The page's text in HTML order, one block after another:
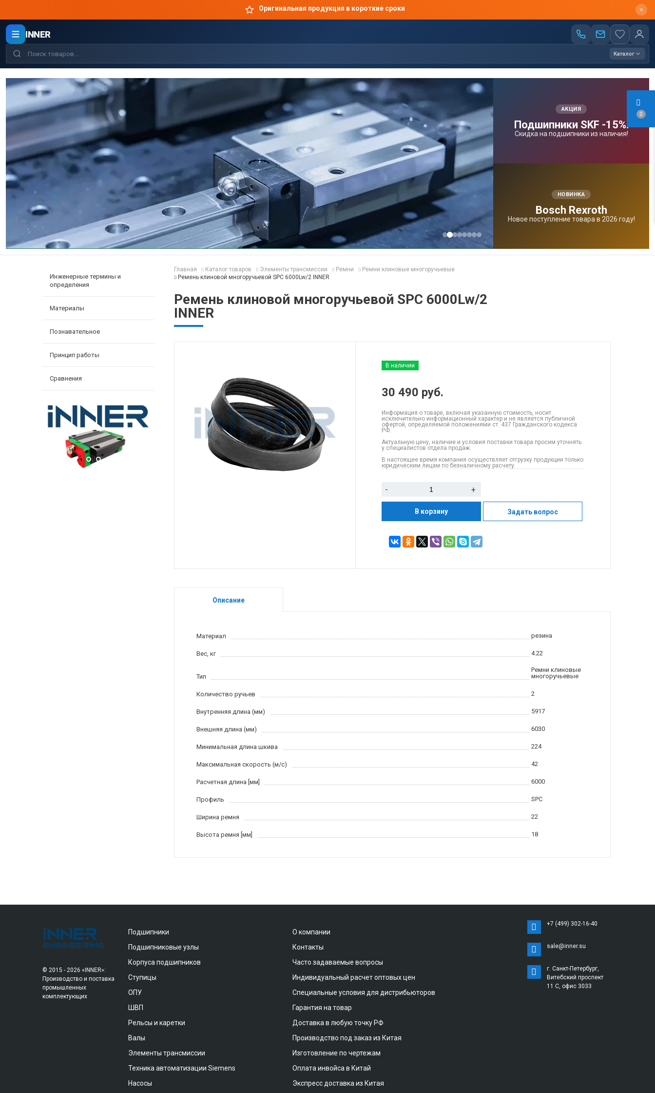
0
Оригинальная продукция в короткие сроки
INNER
Каталог
АКЦИЯ
Подшипники SKF -15%!
Скидка на подшипники из наличия!
НОВИНКА
Bosсh Rexroth
Новое поступление товара в 2026 году!
Инженерные термины и
определения
Материалы
Познавательное
Принцип работы
Сравнения
Главная Каталог товаров Элементы трансмиссии Ремни
Ремни клиновые многоручьевые
Ремень клиновой многоручьевой SPC 6000Lw/2 INNER
Ремень клиновой многоручьевой SPC 6000Lw/2
INNER
В наличии
30 490 руб.
Информация о товаре, включая указанную стоимость, носит
исключительно информационный характер и не является публичной
офертой, определяемой положениями ст. 437 Гражданского кодекса
РФ.
Актуальную цену, наличие и условия поставки товара просим уточнять
у специалистов отдела продаж.
В настоящее время компания осуществляет отгрузку продукции только
юридическим лицам по безналичному расчету.
- +
В корзину Задать вопрос
Описание
Материал резина
Вес, кг 4.22
Тип
Ремни клиновые
многоручьевые
Количество ручьев 2
Внутренняя длина (мм) 5917
Внешняя длина (мм) 6030
Минимальная длина шкива 224
Максимальная скорость (м/c) 42
Расчетная длина [мм] 6000
Профиль SPC
Ширина ремня 22
Высота ремня [мм] 18
© 2015 - 2026 «INNER»:
Производство и поставка
промышленных
комплектующих
Подшипники
Подшипниковые узлы
Корпуса подшипников
Ступицы
ОПУ
ШВП
Рельсы и каретки
Валы
Элементы трансмиссии
Техника автоматизации Siemens
Насосы
О компании
Контакты
Часто задаваемые вопросы
Индивидуальный расчет оптовых цен
Специальные условия для дистрибьюторов
Гарантия на товар
Доставка в любую точку РФ
Производство под заказ из Китая
Изготовление по чертежам
Оплата инвойса в Китай
Экспресс доставка из Китая
+7 (499) 302-16-40
sale@inner.su
г. Санкт-Петербург,
Витебский проспект
11 С, офис 3033